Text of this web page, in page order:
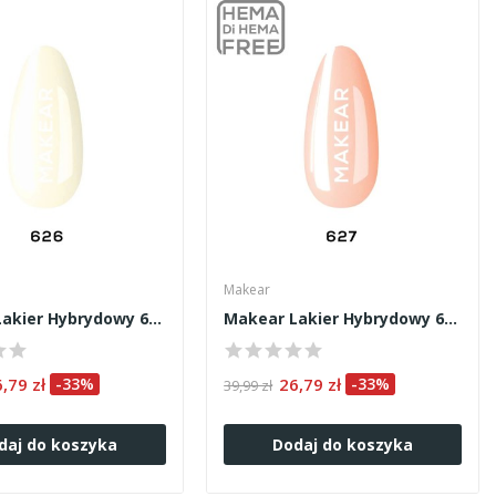
Makear Lakier Hybrydowy 626 8ml
zł -33%
do koszyka
Makear
Makear Lakier Hybrydowy 627 8ml
39,99 zł 26,79 zł -33%
Dodaj do koszyka